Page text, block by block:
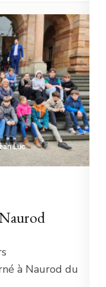
Luc
à Naurod du